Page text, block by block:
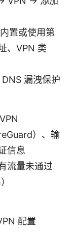
置或使用第
、VPN 类
漏洩保护
）、输
信息
流量未通过
配置